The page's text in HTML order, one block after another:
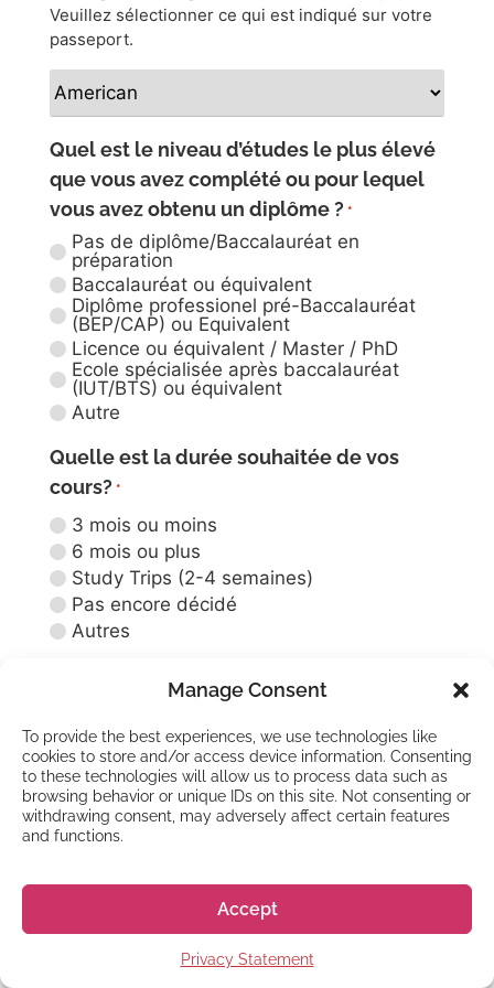
Manage Consent
To provide the best experiences, we use technologies like
cookies to store and/or access device information. Consenting
to these technologies will allow us to process data such as
browsing behavior or unique IDs on this site. Not consenting or
withdrawing consent, may adversely affect certain features
and functions.
Accept
Privacy Statement
PRIX
Prix total des cours
*Pour les étudiants de 2e à 4e année, environ 7
000 JPY doivent être réglés pour diverses
dépenses connexes. Le montant indiqué peut
varier et est défini chaque année.
*Les étudiants de 4e année doivent également
s’acquitter de 30 000 JPY pour l’adhésion à
l’association des anciens élèves, à laquelle tous
les diplômés sont automatiquement inscrits.
Détail du coût total
12 mois
*Les étudiants de 4e année doivent également
s’acquitter de 30 000 JPY pour l’adhésion à
l’association des anciens élèves, à laquelle tous
les diplômés sont automatiquement inscrits.
Détail du coût total
12 mois ¥1 452 000
concernée.
*Les étudiants de 4e année doivent également
s’acquitter de 30 000 JPY pour l’adhésion à
l’association des anciens élèves, à laquelle tous
Détail du coût total
Veuillez sélectionner ce qui est indiqué sur votre
passeport.
Quel est le niveau d’études le plus élevé
que vous avez complété ou pour lequel
vous avez obtenu un diplôme ? *
Pas de diplôme/Baccalauréat en
préparation
Baccalauréat ou équivalent
Diplôme professionel pré-Baccalauréat
(BEP/CAP) ou Equivalent
Licence ou équivalent / Master / PhD
Ecole spécialisée après baccalauréat
(IUT/BTS) ou équivalent
Autre
Quelle est la durée souhaitée de vos
cours? *
3 mois ou moins
6 mois ou plus
Study Trips (2-4 semaines)
Pas encore décidé
Autres
Dès que possible
Dans les 6 prochains mois
L'année prochaine
Dans plus d'un an
Comment nous avez-vous connu?